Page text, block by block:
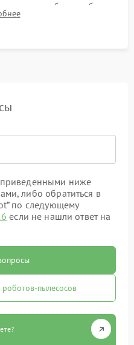
и работы турбины.
возврата на док-станцию и
ниже
либо обратиться в
по следующему
если не нашли ответ на
пылесосов